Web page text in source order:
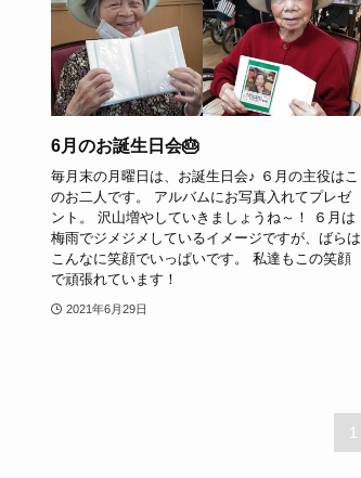
6月のお誕生日会🎂
毎月末の月曜日は、お誕生日会♪ ６月の主役はこ
のお二人です。 アルバムにお写真入れてプレゼ
ント。 沢山増やしていきましょうね～！ ６月は
梅雨でジメジメしているイメージですが、ばらは
こんなに笑顔でいっぱいです。 私達もこの笑顔
で頑張れています！
2021年6月29日
1